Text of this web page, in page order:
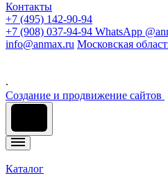
Контакты
+7 (495) 142-90-94
+7 (908) 037-94-94 WhatsApp
info@anmax.ru Московская
.
Cоздание и продвижение сайтов
Каталог